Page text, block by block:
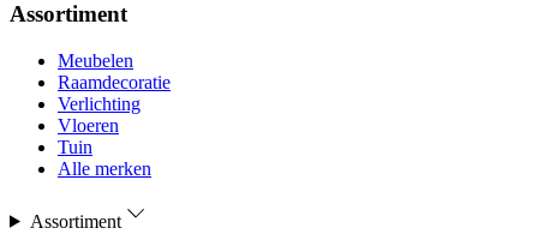
Assortiment
Meubelen
Raamdecoratie
Verlichting
Vloeren
Tuin
Alle merken
Assortiment